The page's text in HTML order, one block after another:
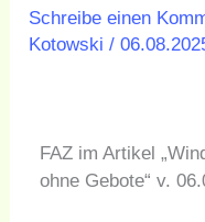
Schreibe einen
Kotowski/
FAZ im Artikel
ohne Gebote“ v.